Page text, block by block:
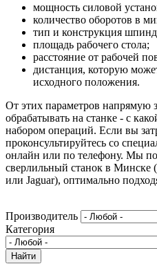
мощность силовой
количество оборотов в
тип и конструкция
площадь рабочего стола;
расстояние от рабочей
дистанция, которую
исходного положения.
От этих параметров напрямую
обрабатывать на станке - с
набором операций. Если вы
проконсультируйтесь со
онлайн или по телефону. Мы
сверлильный станок в Минске
или Jaguar), оптимально
Производитель
Категория